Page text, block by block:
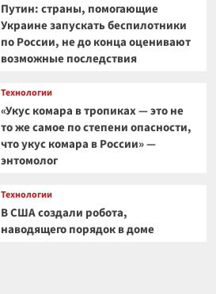
Путин: страны, помогающие
Украине запускать беспилотники
по России, не до конца оценивают
возможные последствия
Технологии
«Укус комара в тропиках — это не
то же самое по степени опасности,
что укус комара в России» —
энтомолог
Технологии
В США создали робота,
наводящего порядок в доме